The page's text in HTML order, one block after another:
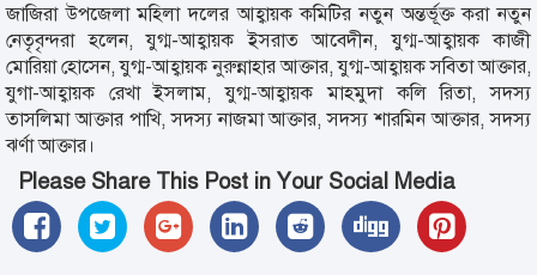
জাজিরা উপজেলা মহিলা দলের আহ্বায়ক কমিটির নতুন অন্তর্ভূক্ত করা নতুন
নেতৃবৃন্দরা হলেন, যুগ্ম-আহ্বায়ক ইসরাত আবেদীন, যুগ্ম-আহ্বায়ক কাজী
মোরিয়া হোসেন, যুগ্ম-আহ্বায়ক নুরুন্নাহার আক্তার, যুগ্ম-আহ্বায়ক সবিতা আক্তার,
যুগা-আহ্বায়ক রেখা ইসলাম, যুগ্ম-আহ্বায়ক মাহমুদা কলি রিতা, সদস্য
তাসলিমা আক্তার পাখি, সদস্য নাজমা আক্তার, সদস্য শারমিন আক্তার, সদস্য
ঝর্ণা আক্তার।
Please Share This Post in Your Social Media